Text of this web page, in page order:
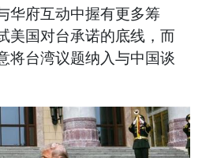
华府互动中握有更多筹
美国对台承诺的底线，而
将台湾议题纳入与中国谈